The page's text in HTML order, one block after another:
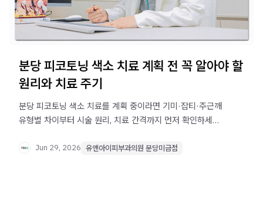
분당 피코토닝 색소 치료 계획 전 꼭 알아야 할
원리와 치료 주기
분당 피코토닝 색소 치료를 계획 중이라면 기미·잡티·주근깨
유형별 차이부터 시술 원리, 치료 간격까지 먼저 확인하세요.
Jun 29, 2026 유앤아이피부과의원 분당미금점